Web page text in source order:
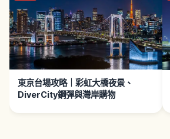
東京台場攻略｜彩虹大橋夜景、
DiverCity鋼彈與灣岸購物